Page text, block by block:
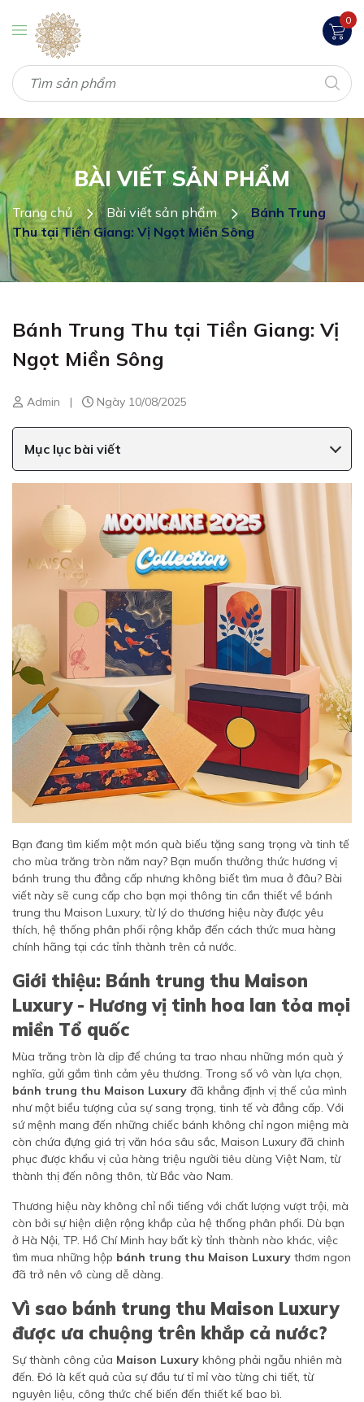
0
BÀI VIẾT SẢN PHẨM
Trang chủ Bài viết sản phẩm
Bánh Trung
Thu tại Tiền Giang: Vị Ngọt Miền Sông
Bánh Trung Thu tại Tiền Giang: Vị
Ngọt Miền Sông
Admin | Ngày 10/08/2025
Mục lục bài viết
Bạn đang tìm kiếm một món quà biếu tặng sang trọng và tinh tế
cho mùa trăng tròn năm nay? Bạn muốn thưởng thức hương vị
bánh trung thu đẳng cấp nhưng không biết tìm mua ở đâu? Bài
viết này sẽ cung cấp cho bạn mọi thông tin cần thiết về bánh
trung thu Maison Luxury, từ lý do thương hiệu này được yêu
thích, hệ thống phân phối rộng khắp đến cách thức mua hàng
chính hãng tại các tỉnh thành trên cả nước.
Giới thiệu: Bánh trung thu Maison
Luxury - Hương vị tinh hoa lan tỏa mọi
miền Tổ quốc
Mùa trăng tròn là dịp để chúng ta trao nhau những món quà ý
nghĩa, gửi gắm tình cảm yêu thương. Trong số vô vàn lựa chọn,
bánh trung thu Maison Luxury đã khẳng định vị thế của mình
như một biểu tượng của sự sang trọng, tinh tế và đẳng cấp. Với
sứ mệnh mang đến những chiếc bánh không chỉ ngon miệng mà
còn chứa đựng giá trị văn hóa sâu sắc, Maison Luxury đã chinh
phục được khẩu vị của hàng triệu người tiêu dùng Việt Nam, từ
thành thị đến nông thôn, từ Bắc vào Nam.
Thương hiệu này không chỉ nổi tiếng với chất lượng vượt trội, mà
còn bởi sự hiện diện rộng khắp của hệ thống phân phối. Dù bạn
ở Hà Nội, TP. Hồ Chí Minh hay bất kỳ tỉnh thành nào khác, việc
tìm mua những hộp bánh trung thu Maison Luxury thơm ngon
đã trở nên vô cùng dễ dàng.
Vì sao bánh trung thu Maison Luxury
được ưa chuộng trên khắp cả nước?
Sự thành công của Maison Luxury không phải ngẫu nhiên mà
đến. Đó là kết quả của sự đầu tư tỉ mỉ vào từng chi tiết, từ
nguyên liệu, công thức chế biến đến thiết kế bao bì.